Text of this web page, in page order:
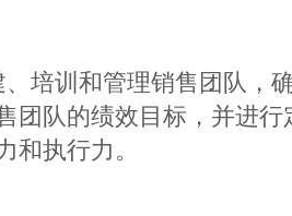
培训和管理销售团队，
团队的绩效目标，并进
和执行力。